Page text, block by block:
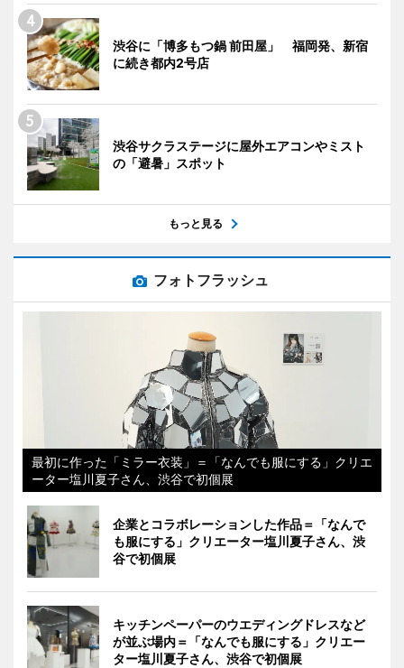
渋谷に「博多もつ鍋 前田屋」 福岡発、新宿
に続き都内2号店
渋谷サクラステージに屋外エアコンやミスト
の「避暑」スポット
もっと見る
フォトフラッシュ
最初に作った「ミラー衣装」＝「なんでも服にする」クリエ
ーター塩川夏子さん、渋谷で初個展
企業とコラボレーションした作品＝「なんで
も服にする」クリエーター塩川夏子さん、渋
谷で初個展
キッチンペーパーのウエディングドレスなど
が並ぶ場内＝「なんでも服にする」クリエー
ター塩川夏子さん、渋谷で初個展